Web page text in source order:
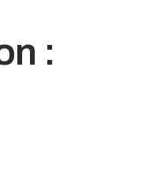
: